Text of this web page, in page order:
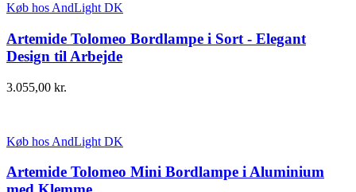
Køb hos AndLight DK
Artemide Tolomeo Bordlampe i Sort - Elegant
Design til Arbejde
3.055,00 kr.
Køb hos AndLight DK
Artemide Tolomeo Mini Bordlampe i Aluminium